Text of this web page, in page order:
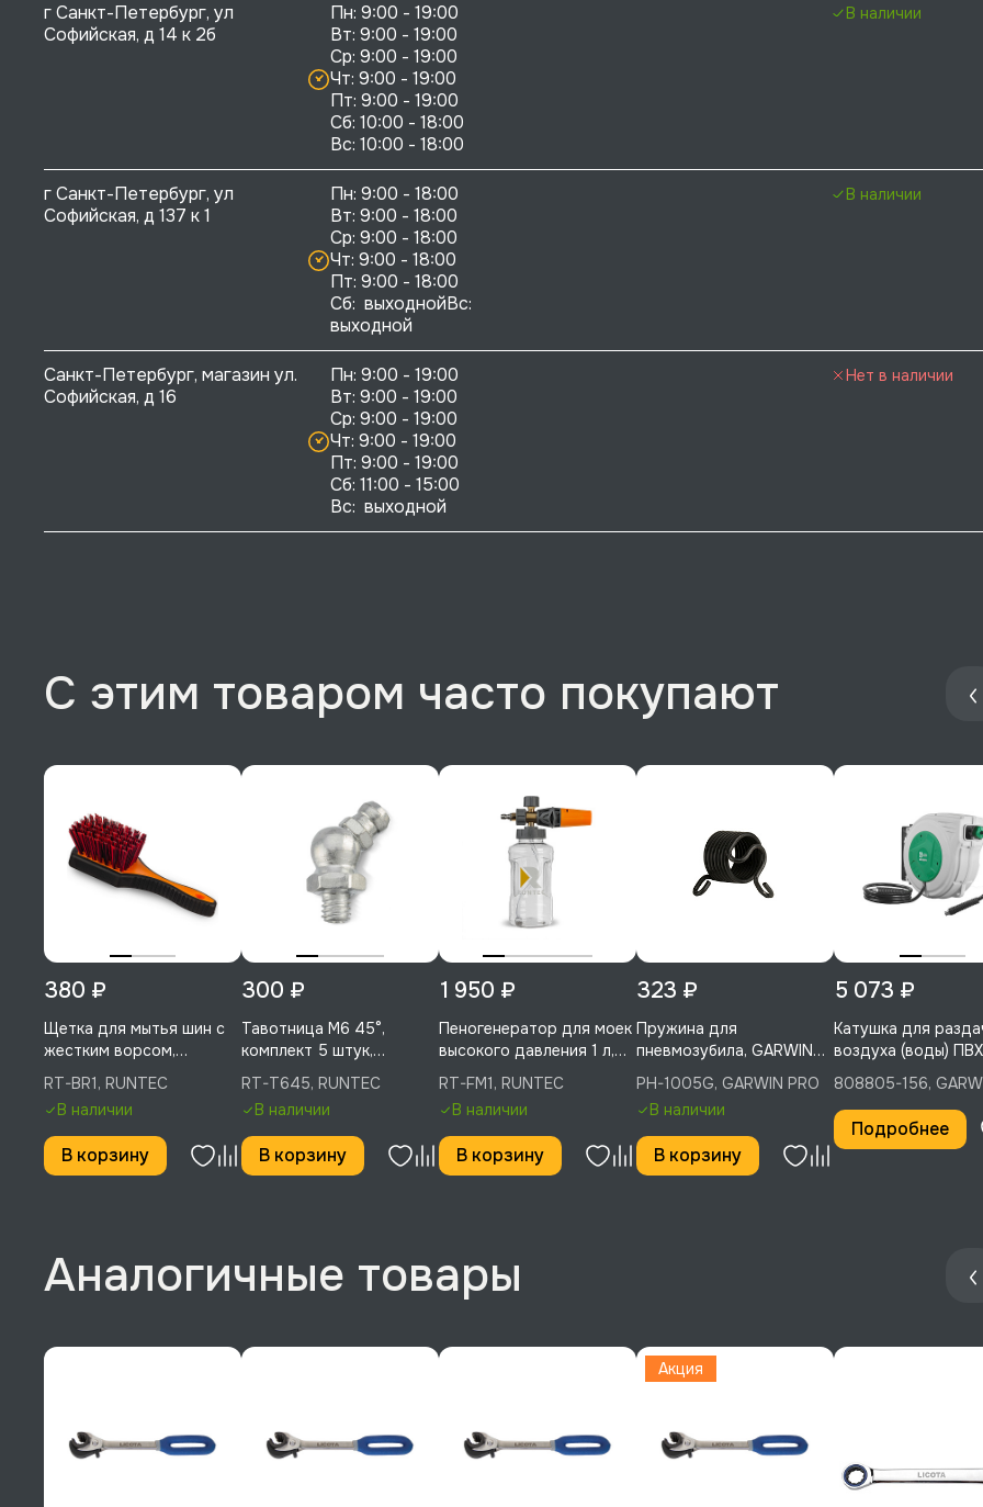
г Санкт-Петербург, ул
Софийская, д 14 к 2б
Пн: 9:00 - 19:00
Вт: 9:00 - 19:00
Ср: 9:00 - 19:00
Чт: 9:00 - 19:00
Пт: 9:00 - 19:00
Сб: 10:00 - 18:00
В наличии
г Санкт-Петербург, ул
Софийская, д 137 к 1
Пн: 9:00 - 18:00
Вт: 9:00 - 18:00
Ср: 9:00 - 18:00
Чт: 9:00 - 18:00
Пт: 9:00 - 18:00
Сб:  выходнойВс:
выходной
В наличии
Санкт-Петербург, магазин ул.
Софийская, д 16
Пн: 9:00 - 19:00
Вт: 9:00 - 19:00
Ср: 9:00 - 19:00
Чт: 9:00 - 19:00
Пт: 9:00 - 19:00
Сб: 11:00 - 15:00
Вс:  выходной
Нет в наличии
С этим товаром часто покупают
380 ₽
Щетка для мытья шин с
жестким ворсом,
RUNTEC, RT-BR1
RT-BR1, RUNTEC
В наличии
В корзину
300 ₽
Тавотница M6 45°,
комплект 5 штук,
RUNTEC, RT-T645
RT-T645, RUNTEC
В наличии
В корзину
1 950 ₽
Пеногенератор для моек
высокого давления 1 л,
RUNTEC, RT-FM1
RT-FM1, RUNTEC
В наличии
В корзину
323 ₽
Пружина для
пневмозубила, GARWIN
PRO, PH-1005G
PH-1005G, GARWIN PRO
В наличии
В корзину
5 073 ₽
Катушка для
воздуха (воды)
15 м, пластиковая
закрытая, 1/4",
PRO, 808805-156
808805-156,
Подробнее
Акция